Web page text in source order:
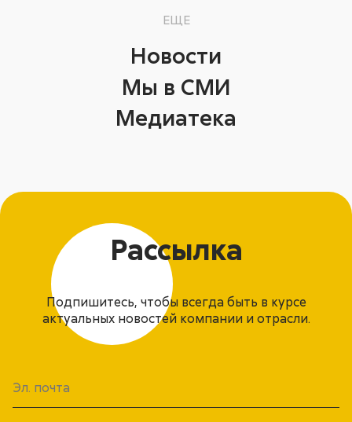
ЕЩЕ
Новости
Мы в СМИ
Медиатека
Рассылка
Подпишитесь, чтобы всегда быть в курсе
актуальных новостей компании и отрасли.